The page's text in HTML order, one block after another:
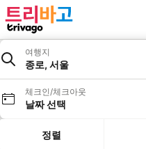
여행지
종로, 서울
체크인/체크아웃
날짜 선택
정렬